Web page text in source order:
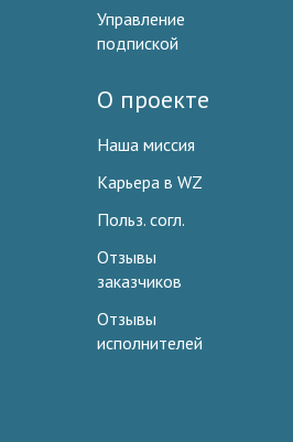
Управление
подпиской
О проекте
Наша миссия
Карьера в WZ
Польз. согл.
Отзывы
заказчиков
Отзывы
исполнителей